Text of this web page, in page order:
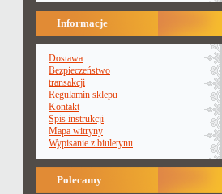
Informacje
Dostawa
Bezpieczeństwo
transakcji
Regulamin sklepu
Kontakt
Spis instrukcji
Mapa witryny
Wypisanie z biuletynu
Polecamy